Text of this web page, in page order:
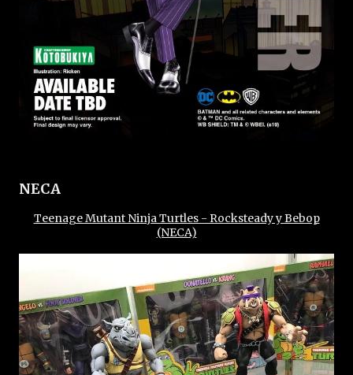
NECA
Teenage Mutant Ninja Turtles - Rocksteady y Bebop
(NECA)